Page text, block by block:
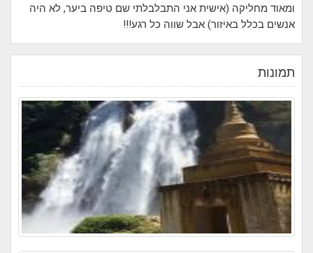
ומאוד מחליקה (אישית אני התבלבלתי שם טיפה ביער, לא היה
אנשים בכלל באיזור) אבל שווה כל רגע!!!
תמונות